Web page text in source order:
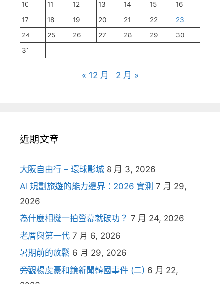
10
11 12 13 14 15
16
17
18 19 20 21 22
23
24
25 26 27 28 29
30
31
« 12 月 2 月 »
近期文章
大阪自由行 – 環球影城 8 月 3, 2026
AI 規劃旅遊的能力邊界：2026 實測 7 月 29,
2026
為什麼相機一拍螢幕就破功？ 7 月 24, 2026
老厝與第一代 7 月 6, 2026
暑期前的放鬆 6 月 29, 2026
旁觀楊虔豪和鏡新聞韓國事件 (二) 6 月 22,